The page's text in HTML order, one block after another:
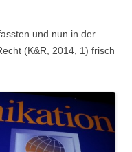
und nun in der
(K&R, 2014, 1) frisch